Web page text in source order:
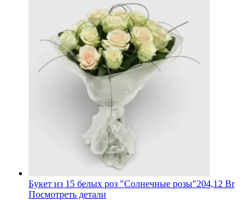
Букет из 15 белых роз "Солнечные розы"204,12 Br
Посмотреть детали